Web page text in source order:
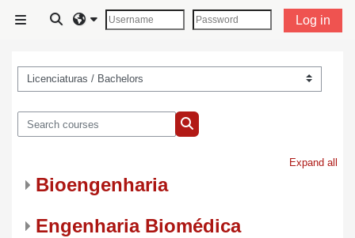
Toggle search input Log in
Kurs bölümleri
Search courses
Search courses
Expand all
Bioengenharia
Engenharia Biomédica